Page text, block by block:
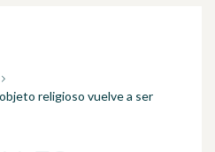
religioso vuelve a ser